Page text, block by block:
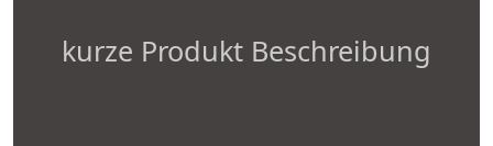
kurze Produkt Beschreibung